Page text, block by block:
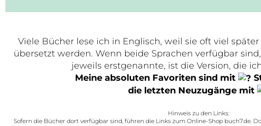
Viele Bücher lese ich in Englisch, weil sie oft viel
übersetzt werden. Wenn beide Sprachen verfügbar
jeweils erstgenannte, ist die Version, die
Meine absoluten Favoriten sind mit
die letzten Neuzugänge mit
Hinweis zu den Links:
Sofern die Bücher dort verfügbar sind, führen die Links zum Online-Shop buch7.de.